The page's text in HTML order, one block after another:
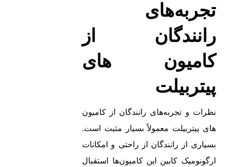
تجربه‌های
رانندگان از
کامیون‌ های
پیتربیلت
نظرات و تجربه‌های رانندگان از کامیون‌
های پیتربیلت معمولاً بسیار مثبت است.
بسیاری از رانندگان از راحتی و امکانات
ارگونومیک کابین این کامیون‌ها استقبال